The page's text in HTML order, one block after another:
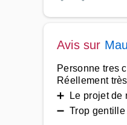
Avis sur
Personne tres
Réellement
➕ Le projet de
➖ Trop